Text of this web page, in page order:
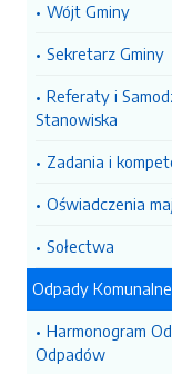
Wójt Gminy
Sekretarz Gminy
Referaty i
Stanowiska
Zadania i
Oświadczenia
Sołectwa
Odpady Komunalne
Harmonogram
Odpadów